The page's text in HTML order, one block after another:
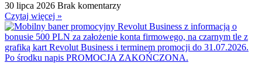
30 lipca 2026 Brak komentarzy
Czytaj więcej »